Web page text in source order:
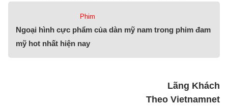
Phim
Ngoại hình cực phẩm của dàn mỹ nam trong phim đam
mỹ hot nhất hiện nay
Lãng Khách
Theo Vietnamnet